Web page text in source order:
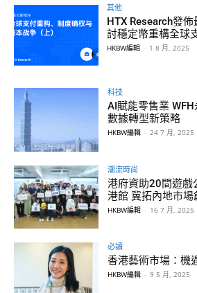
其他
HTX Research發
討穩定幣重構全球
HKBW編輯 - 1 8 月, 2025
科技
AI賦能零售業
數據轉型新策略
HKBW編輯 - 24 7 月, 2025
潮流時尚
港府資助20間遊戲
港館 冀拓內地市場
HKBW編輯 - 16 7 月, 2025
必讀
香港藝術市場：機
HKBW編輯 - 9 5 月, 2025